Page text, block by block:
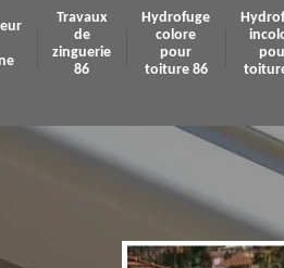
Travaux
de
zinguerie
86
Hydrofuge
colore
pour
toiture 86